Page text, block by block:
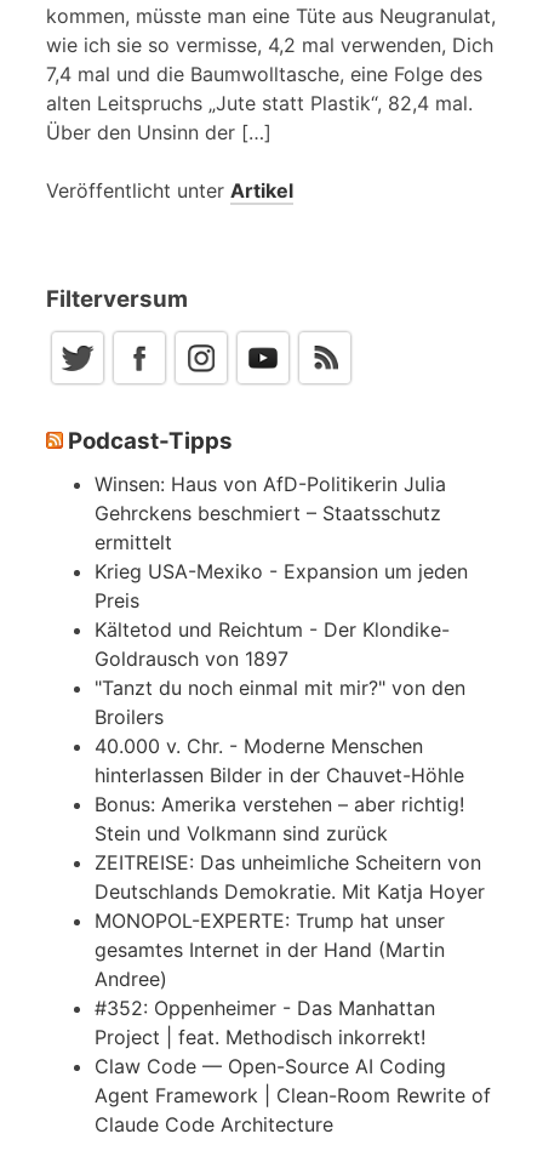
kommen, müsste man eine Tüte aus Neugranulat,
wie ich sie so vermisse, 4,2 mal verwenden, Dich
7,4 mal und die Baumwolltasche, eine Folge des
alten Leitspruchs „Jute statt Plastik“, 82,4 mal.
Über den Unsinn der […]
Veröffentlicht unter Artikel
Filterversum
Podcast-Tipps
Winsen: Haus von AfD-Politikerin Julia
Gehrckens beschmiert – Staatsschutz
ermittelt
Krieg USA-Mexiko - Expansion um jeden
Preis
Kältetod und Reichtum - Der Klondike-
Goldrausch von 1897
"Tanzt du noch einmal mit mir?" von den
Broilers
40.000 v. Chr. - Moderne Menschen
hinterlassen Bilder in der Chauvet-Höhle
Bonus: Amerika verstehen – aber richtig!
Stein und Volkmann sind zurück
ZEITREISE: Das unheimliche Scheitern von
Deutschlands Demokratie. Mit Katja Hoyer
MONOPOL-EXPERTE: Trump hat unser
gesamtes Internet in der Hand (Martin
Andree)
#352: Oppenheimer - Das Manhattan
Project | feat. Methodisch inkorrekt!
Claw Code — Open-Source AI Coding
Agent Framework | Clean-Room Rewrite of
Claude Code Architecture